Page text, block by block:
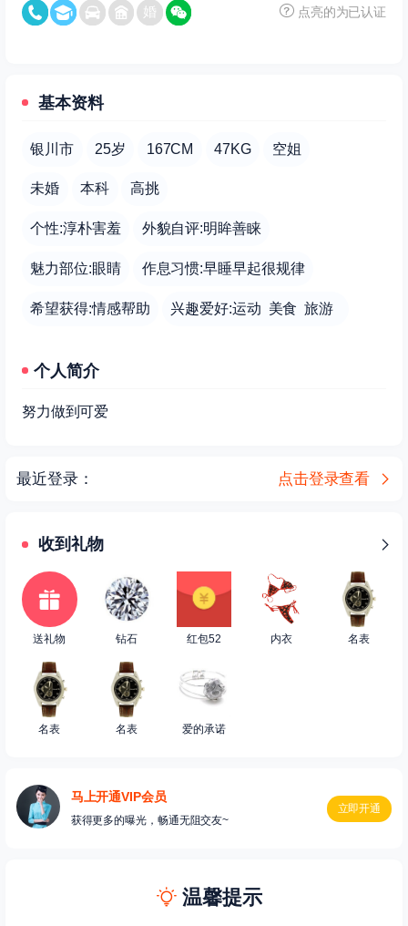
点亮的为已认证
基本资料
银川市 25岁 167CM 47KG 空姐
未婚 本科 高挑
个性:淳朴害羞 外貌自评:明眸善睐
魅力部位:眼睛 作息习惯:早睡早起很规律
希望获得:情感帮助 兴趣爱好:运动 美食 旅游
个人简介
努力做到可爱
最近登录： 点击登录查看
收到礼物
送礼物 钻石 红包52 内衣 名表
名表 名表 爱的承诺
马上开通VIP会员
获得更多的曝光，畅通无阻交友~
立即开通
温馨提示